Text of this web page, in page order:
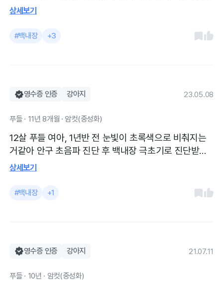
단받아 스케일링 한 이후 지속적으로 관리중입니다 2년
제 처방받아 아침 저녁 2회 투여중입니다. 증상이 악화
상세보기
#백내장 +3
영수증 인증 강아지 23.05.08
푸들 · 11년 8개월 · 암컷(중성화)
12살 푸들 여아, 1년반 전 눈빛이 초록색으로 비춰지는
거같아 안구 초음파 진단 후 백내장 극초기로 진단받아
매일 아침 저녁 백내장 지연제 투여하고 있습니다. 악화
구 초음파 봤고 산책시 모자 사용으로 햇빛 차단, 백내장
상세보기
#백내장 +1
영수증 인증 강아지 21.07.11
푸들 · 10년 · 암컷(중성화)